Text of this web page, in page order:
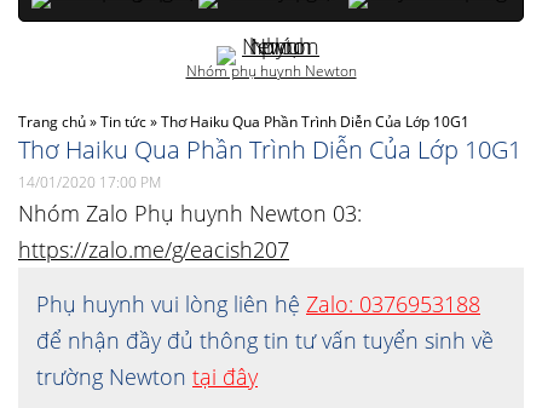
Trang chủ»Tin tức»Thơ Haiku Qua Phần Trình Diễn Của Lớp 10G1
Thơ Haiku Qua Phần Trình Diễn Của Lớp 10G1
14/01/2020 17:00 PM
Nhóm Zalo Phụ huynh Newton 03:
https://zalo.me/g/eacish207
Phụ huynh vui lòng liên hệ Zalo: 0376953188
để nhận đầy đủ thông tin tư vấn tuyển sinh về
trường Newton tại đây
Nhóm phụ huynh Newton